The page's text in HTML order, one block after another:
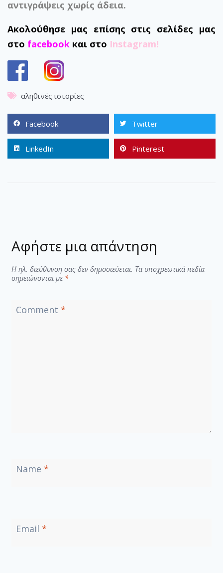
αντιγράψεις χωρίς άδεια.
Ακολούθησε μας επίσης στις σελίδες μας
στο facebook και στο Instagram!
αληθινές ιστορίες
Facebook Twitter
LinkedIn Pinterest
Αφήστε μια απάντηση
Η ηλ. διεύθυνση σας δεν δημοσιεύεται. Τα υποχρεωτικά πεδία
σημειώνονται με *
Comment *
Name *
Email *